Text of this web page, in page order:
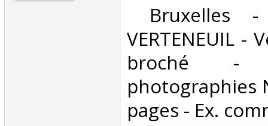
Bruxelles -
VERTENEUIL -
broché -
photographies
pages - Ex.